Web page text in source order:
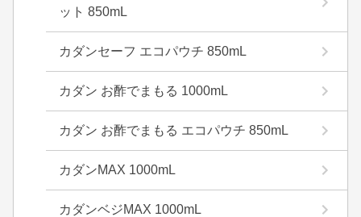
ット 850mL
カダンセーフ エコパウチ 850mL
カダン お酢でまもる 1000mL
カダン お酢でまもる エコパウチ 850mL
カダンMAX 1000mL
カダンベジMAX 1000mL